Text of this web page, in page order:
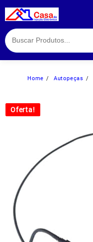
to
Home Autopeças
Oferta!
Oferta!